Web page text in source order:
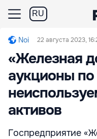
RU
Noi 22 августа 2023,
«Железная
аукционы
активов
Госпредприятие